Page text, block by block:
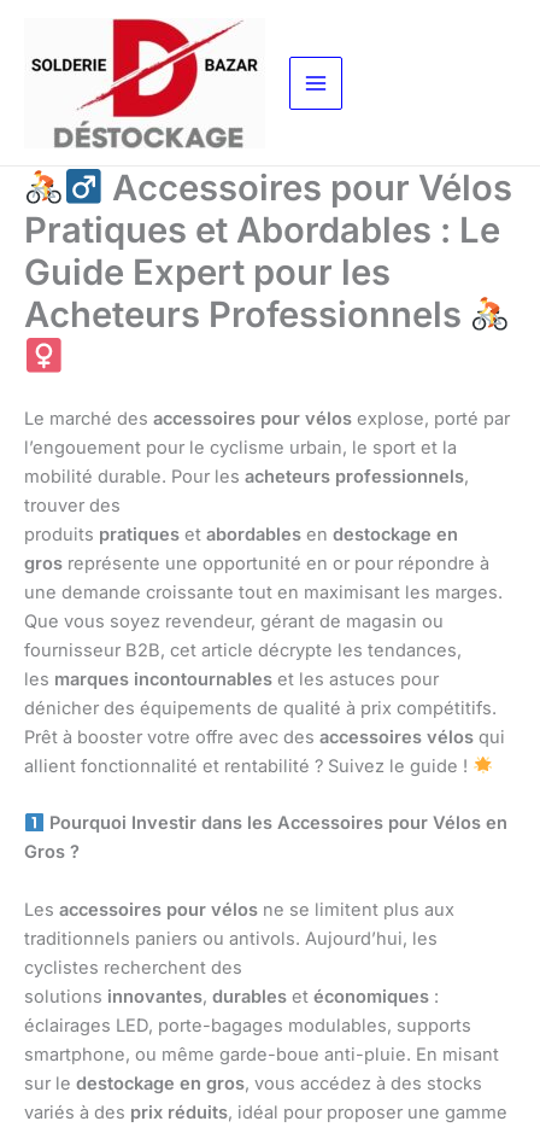
contenu
Accessoires pour Vélos
Pratiques et Abordables : Le
Guide Expert pour les
Acheteurs Professionnels
Le marché des accessoires pour vélos explose, porté par
l’engouement pour le cyclisme urbain, le sport et la
mobilité durable. Pour les acheteurs professionnels,
trouver des
produits pratiques et abordables en destockage en
gros représente une opportunité en or pour répondre à
une demande croissante tout en maximisant les marges.
Que vous soyez revendeur, gérant de magasin ou
fournisseur B2B, cet article décrypte les tendances,
les marques incontournables et les astuces pour
dénicher des équipements de qualité à prix compétitifs.
Prêt à booster votre offre avec des accessoires vélos qui
allient fonctionnalité et rentabilité ? Suivez le guide !
Pourquoi Investir dans les Accessoires pour Vélos en
Gros ?
Les accessoires pour vélos ne se limitent plus aux
traditionnels paniers ou antivols. Aujourd’hui, les
cyclistes recherchent des
solutions innovantes, durables et économiques :
éclairages LED, porte-bagages modulables, supports
smartphone, ou même garde-boue anti-pluie. En misant
sur le destockage en gros, vous accédez à des stocks
variés à des prix réduits, idéal pour proposer une gamme